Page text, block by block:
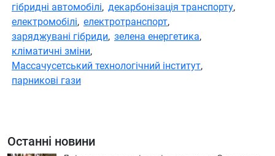
гібридні автомобілі, декарбонізація транспорту,
електромобілі, електротранспорт,
заряджувані гібриди, зелена енергетика,
кліматичні зміни,
Массачусетський технологічний інститут,
парникові гази
Останні новини